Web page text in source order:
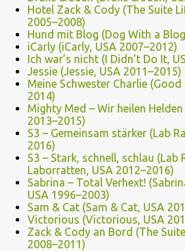
Hotel Zack & Cody (The Suite
2005–2008)
Hund mit Blog (Dog With a
iCarly (iCarly, USA 2007–2012)
Ich war’s nicht (I Didn’t Do It,
Jessie (Jessie, USA 2011–2015)
Meine Schwester Charlie (Good
2014)
Mighty Med – Wir heilen
2013–2015)
S3 – Gemeinsam stärker (Lab
2016)
S3 – Stark, schnell, schlau (Lab
Laborratten, USA 2012–2016)
Sabrina – Total Verhext!
USA 1996–2003)
Sam & Cat (Sam & Cat, USA
Victorious (Victorious, USA
Zack & Cody an Bord (The
2008–2011)